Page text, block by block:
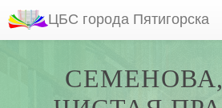
ЦБС города Пятигорска